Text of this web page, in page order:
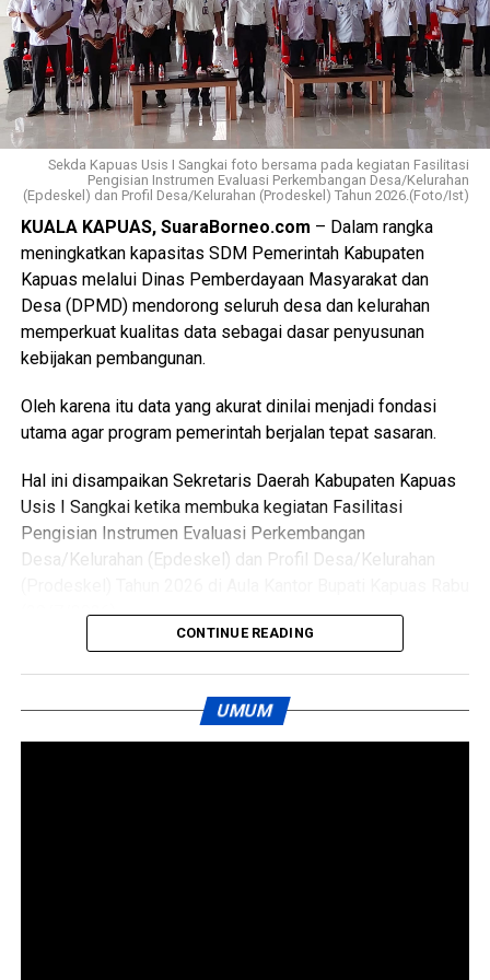
kondusif warga antusias mendukung program dan
dokumen terlampir,” ujarnya. (Ujg/SB)
Views: 30
Bagikan ke
WhatsApp 0 Facebook 0
Messenger 0 Twitter/X 0
Sekda Kapuas Usis I Sangkai foto bersama pada kegiatan Fasilitasi
Pengisian Instrumen Evaluasi Perkembangan Desa/Kelurahan
(Epdeskel) dan Profil Desa/Kelurahan (Prodeskel) Tahun 2026.(Foto/Ist)
KUALA KAPUAS, SuaraBorneo.com – Dalam rangka
meningkatkan kapasitas SDM Pemerintah Kabupaten
Kapuas melalui Dinas Pemberdayaan Masyarakat dan
Desa (DPMD) mendorong seluruh desa dan kelurahan
memperkuat kualitas data sebagai dasar penyusunan
kebijakan pembangunan.
Oleh karena itu data yang akurat dinilai menjadi fondasi
utama agar program pemerintah berjalan tepat sasaran.
Hal ini disampaikan Sekretaris Daerah Kabupaten Kapuas
Usis I Sangkai ketika membuka kegiatan Fasilitasi
Pengisian Instrumen Evaluasi Perkembangan
Desa/Kelurahan (Epdeskel) dan Profil Desa/Kelurahan
(29/7/2026).
Kapuas Perry Noah para camat kepala desa lurah
perangkat desa operator desa dan kelurahan serta Tim
CONTINUE READING
UMUM